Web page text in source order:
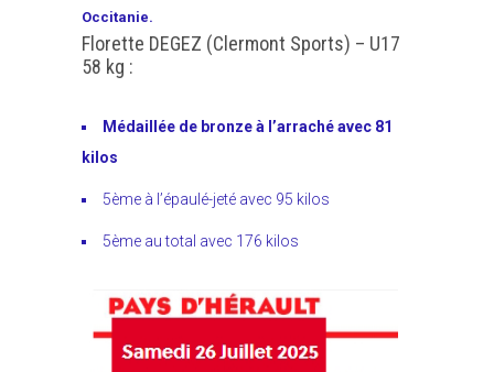
Occitanie.
Florette DEGEZ (Clermont Sports) – U17
58 kg :
Médaillée de bronze à l’arraché avec 81
kilos
5ème à l’épaulé-jeté avec 95 kilos
5ème au total avec 176 kilos